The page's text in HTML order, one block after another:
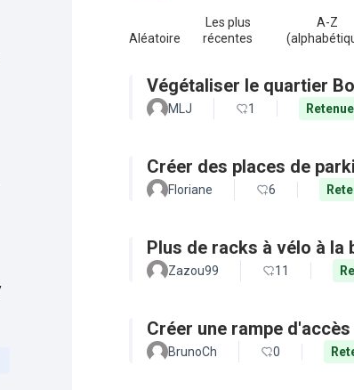
Aléatoire
Les plus
récentes
A-Z
Végétaliser le quartier
MLJ 1 Retenue
Créer des places de
Floriane 6
Plus de racks à vélo à la
Zazou99 11
Créer une rampe
BrunoCh 0